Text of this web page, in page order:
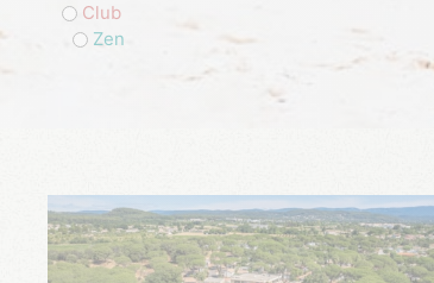
Club
Zen